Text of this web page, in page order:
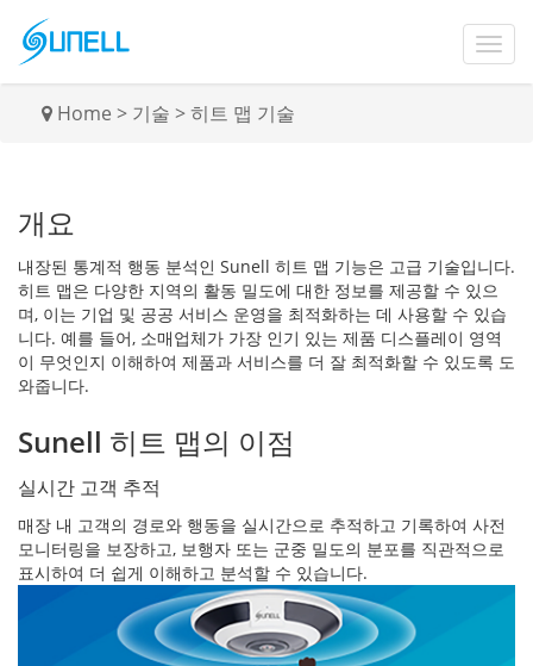
Home > 기술 >히트 맵 기술
개요
내장된 통계적 행동 분석인 Sunell 히트 맵 기능은 고급 기술입니다.
히트 맵은 다양한 지역의 활동 밀도에 대한 정보를 제공할 수 있으
며, 이는 기업 및 공공 서비스 운영을 최적화하는 데 사용할 수 있습
니다. 예를 들어, 소매업체가 가장 인기 있는 제품 디스플레이 영역
이 무엇인지 이해하여 제품과 서비스를 더 잘 최적화할 수 있도록 도
와줍니다.
Sunell 히트 맵의 이점
실시간 고객 추적
매장 내 고객의 경로와 행동을 실시간으로 추적하고 기록하여 사전
모니터링을 보장하고, 보행자 또는 군중 밀도의 분포를 직관적으로
표시하여 더 쉽게 이해하고 분석할 수 있습니다.